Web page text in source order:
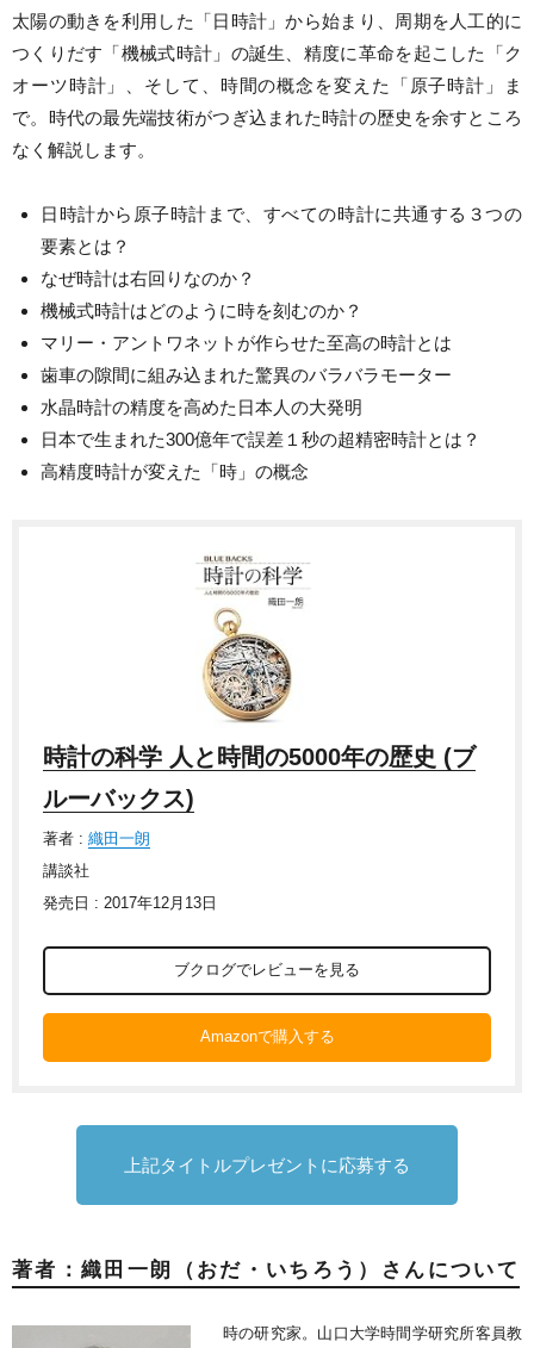
太陽の動きを利用した「日時計」から始まり、周期を人工的に
つくりだす「機械式時計」の誕生、精度に革命を起こした「ク
オーツ時計」、そして、時間の概念を変えた「原子時計」ま
で。時代の最先端技術がつぎ込まれた時計の歴史を余すところ
なく解説します。
日時計から原子時計まで、すべての時計に共通する３つの
要素とは？
なぜ時計は右回りなのか？
機械式時計はどのように時を刻むのか？
マリー・アントワネットが作らせた至高の時計とは
歯車の隙間に組み込まれた驚異のバラバラモーター
水晶時計の精度を高めた日本人の大発明
日本で生まれた300億年で誤差１秒の超精密時計とは？
高精度時計が変えた「時」の概念
時計の科学 人と時間の5000年の歴史 (ブ
ルーバックス)
著者 : 織田一朗
講談社
発売日 : 2017年12月13日
ブクログでレビューを見る
Amazonで購入する
上記タイトルプレゼントに応募する
著者：織田一朗（おだ・いちろう）さんについて
時の研究家。山口大学時間学研究所客員教